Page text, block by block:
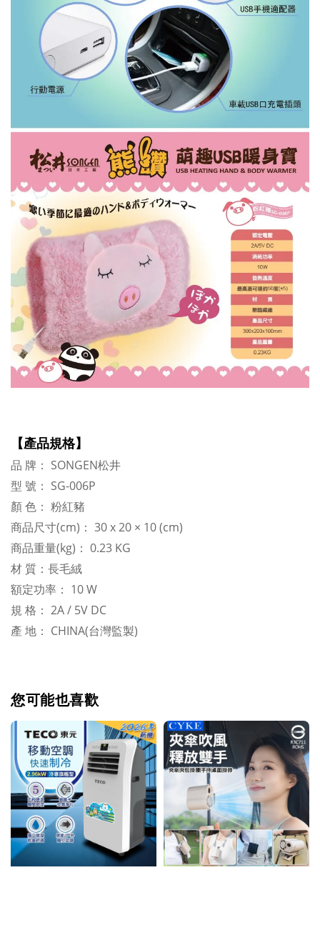
【產品規格】
品 牌： SONGEN松井
型 號： SG-006P
顏 色： 粉紅豬
商品尺寸(cm)： 30 x 20 × 10 (cm)
商品重量(kg)： 0.23 KG
材 質：長毛絨
額定功率： 10 W
規 格： 2A / 5V DC
產 地： CHINA(台灣監製)
您可能也喜歡